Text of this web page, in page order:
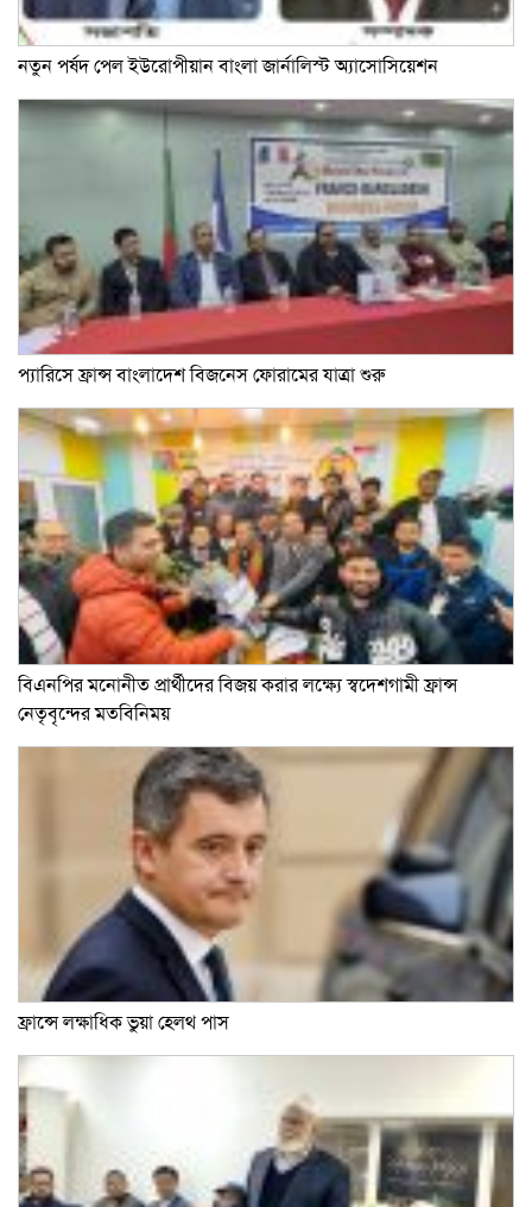
নতুন পর্ষদ পেল ইউরোপীয়ান বাংলা জার্নালিস্ট অ্যাসোসিয়েশন
প্যারিসে ফ্রান্স বাংলাদেশ বিজনেস ফোরামের যাত্রা শুরু
বিএনপির মনোনীত প্রার্থীদের বিজয় করার লক্ষ্যে স্বদেশগামী ফ্রান্স
নেতৃবৃন্দের মতবিনিময়
ফ্রান্সে লক্ষাধিক ভুয়া হেলথ পাস